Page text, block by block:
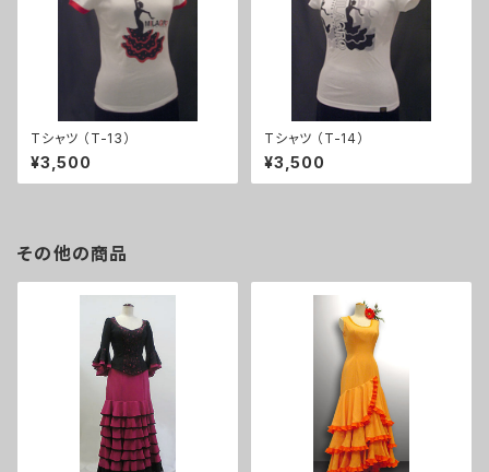
Tシャツ （T-13）
¥3,500
Tシャツ （T-14）
¥3,500
その他の商品